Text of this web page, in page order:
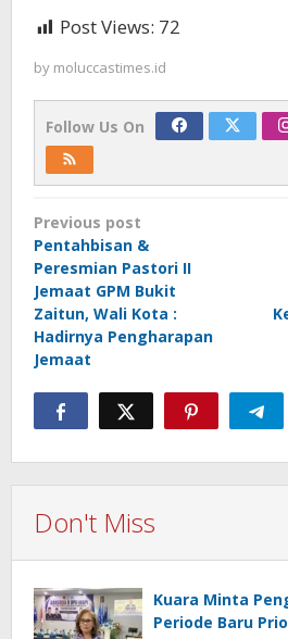
Post Views: 72
by moluccastimes.id
Follow Us On
Post
navigation
Previous post
Pentahbisan &
Peresmian Pastori II
Jemaat GPM Bukit
Zaitun, Wali Kota :
Hadirnya Pengharapan
Jemaat
Don't Miss
Kuara Minta
Periode Baru